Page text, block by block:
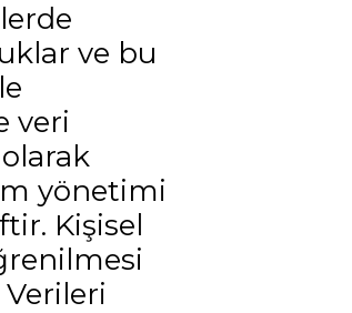
ve bu
veri
yönetimi
Kişisel